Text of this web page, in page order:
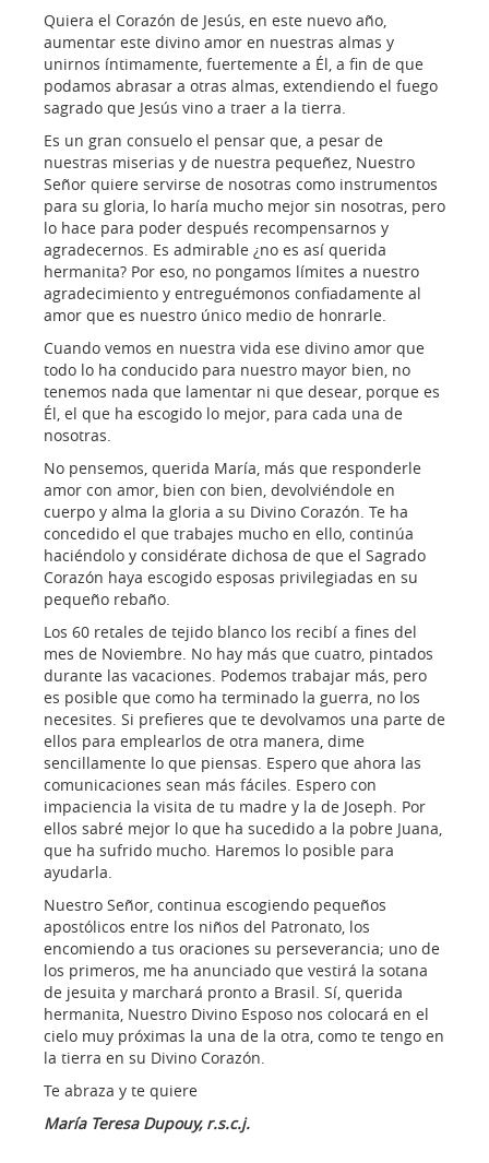
Quiera el Corazón de Jesús, en este nuevo año,
aumentar este divino amor en nuestras almas y
unirnos íntimamente, fuertemente a Él, a fin de que
podamos abrasar a otras almas, extendiendo el fuego
sagrado que Jesús vino a traer a la tierra.
Es un gran consuelo el pensar que, a pesar de
nuestras miserias y de nuestra pequeñez, Nuestro
Señor quiere servirse de nosotras como instrumentos
para su gloria, lo haría mucho mejor sin nosotras, pero
lo hace para poder después recompensarnos y
agradecernos. Es admirable ¿no es así querida
hermanita? Por eso, no pongamos límites a nuestro
agradecimiento y entreguémonos confiadamente al
amor que es nuestro único medio de honrarle.
Cuando vemos en nuestra vida ese divino amor que
todo lo ha conducido para nuestro mayor bien, no
tenemos nada que lamentar ni que desear, porque es
Él, el que ha escogido lo mejor, para cada una de
nosotras.
No pensemos, querida María, más que responderle
amor con amor, bien con bien, devolviéndole en
cuerpo y alma la gloria a su Divino Corazón. Te ha
concedido el que trabajes mucho en ello, continúa
haciéndolo y considérate dichosa de que el Sagrado
Corazón haya escogido esposas privilegiadas en su
pequeño rebaño.
Los 60 retales de tejido blanco los recibí a fines del
mes de Noviembre. No hay más que cuatro, pintados
durante las vacaciones. Podemos trabajar más, pero
es posible que como ha terminado la guerra, no los
necesites. Si prefieres que te devolvamos una parte de
ellos para emplearlos de otra manera, dime
sencillamente lo que piensas. Espero que ahora las
comunicaciones sean más fáciles. Espero con
impaciencia la visita de tu madre y la de Joseph. Por
ellos sabré mejor lo que ha sucedido a la pobre Juana,
que ha sufrido mucho. Haremos lo posible para
ayudarla.
Nuestro Señor, continua escogiendo pequeños
apostólicos entre los niños del Patronato, los
encomiendo a tus oraciones su perseverancia; uno de
los primeros, me ha anunciado que vestirá la sotana
de jesuita y marchará pronto a Brasil. Sí, querida
hermanita, Nuestro Divino Esposo nos colocará en el
cielo muy próximas la una de la otra, como te tengo en
la tierra en su Divino Corazón.
Te abraza y te quiere
María Teresa Dupouy, r.s.c.j.